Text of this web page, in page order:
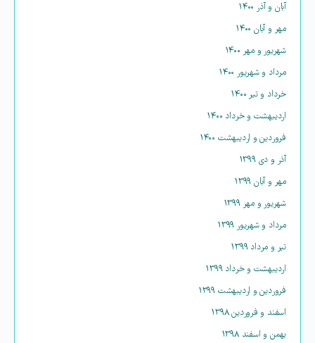
آبان و آذر ۱۴۰۰
مهر و آبان ۱۴۰۰
شهریور و مهر ۱۴۰۰
مرداد و شهریور ۱۴۰۰
خرداد و تیر ۱۴۰۰
اردیبهشت و خرداد ۱۴۰۰
فروردین و اردیبهشت ۱۴۰۰
آذر و دی ۱۳۹۹
مهر و آبان ۱۳۹۹
شهریور و مهر ۱۳۹۹
مرداد و شهریور ۱۳۹۹
تیر و مرداد ۱۳۹۹
اردیبهشت و خرداد ۱۳۹۹
فروردین و اردیبهشت ۱۳۹۹
اسفند و فروردین ۱۳۹۸
بهمن و اسفند ۱۳۹۸